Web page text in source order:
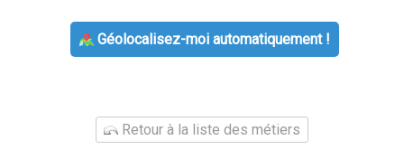
Géolocalisez-moi automatiquement !
Retour à la liste des métiers